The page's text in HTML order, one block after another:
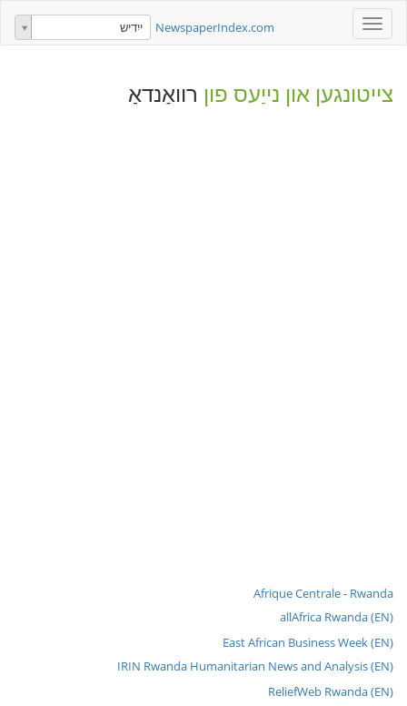
Toggle
navigation
NewspaperIndex.com ייִדיש
צייטונגען און נייַעס פון רוואַנדאַ
Afrique Centrale - Rwanda
allAfrica Rwanda (EN)
East African Business Week (EN)
IRIN Rwanda Humanitarian News and Analysis (EN)
ReliefWeb Rwanda (EN)